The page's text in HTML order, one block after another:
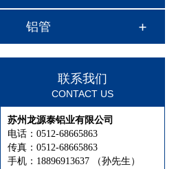
铝管
联系我们
CONTACT US
苏州龙源泰铝业有限公司
电话：0512-68665863
传真：0512-68665863
手机：18896913637 （孙先生）